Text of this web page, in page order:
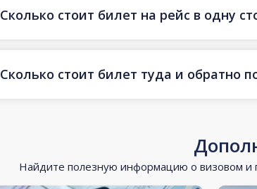
Сколько стоит билет на рейс в одну
Сколько стоит билет туда и обратно
Найдите полезную информацию о визовом и